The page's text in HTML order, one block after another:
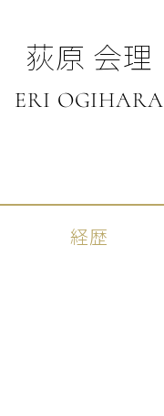
荻原 会理
ERI OGIHARA
経歴